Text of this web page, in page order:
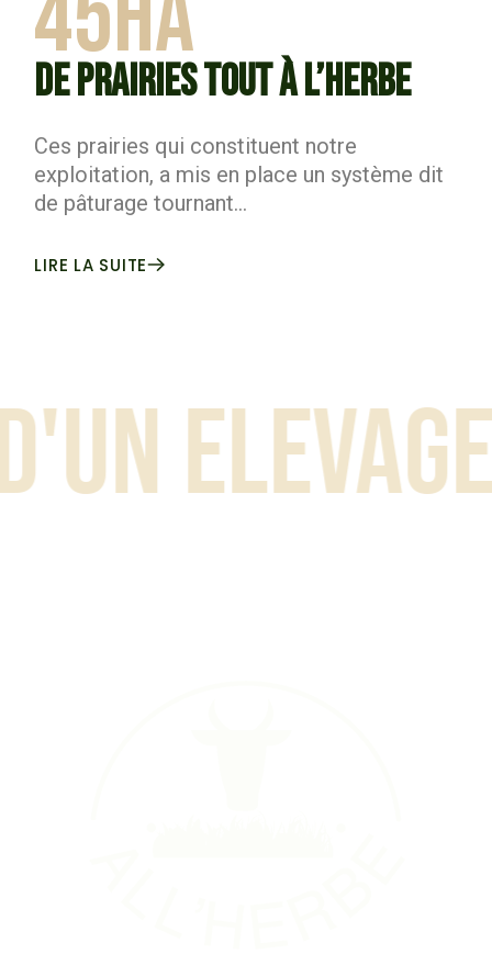
DE PRAIRIES TOUT À L’HERBE
Ces prairies qui constituent notre
exploitation, a mis en place un système dit
de pâturage tournant…
LIRE LA SUITE
ELEVAGE